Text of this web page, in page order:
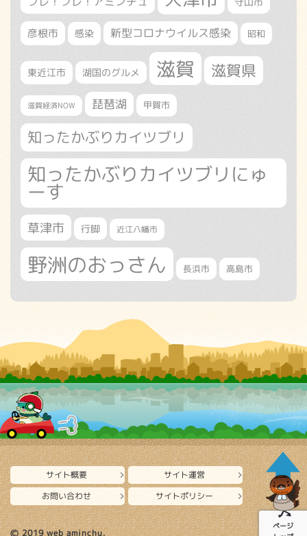
彦根市 感染 新型コロナウイルス感染 昭和
東近江市 湖国のグルメ 滋賀 滋賀県
滋賀経済NOW 琵琶湖 甲賀市
知ったかぶりカイツブリ
知ったかぶりカイツブリにゅ
ーす
草津市 行脚 近江八幡市
野洲のおっさん 長浜市 高島市
サイト概要
サイト運営
お問い合わせ
サイトポリシー
Ⓒ 2019 web aminchu.
ページ